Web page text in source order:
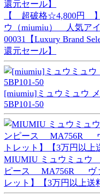
【 超破格☆4,800円
ウ（miumiu） 人気ア
00031【Luxury Brand
還元セール】
[miumiu]ミュウミュウ
5BP101-50
MIUMIU ミュウミュ
ピース MA756R ヴァ
レット】【3万円以上送